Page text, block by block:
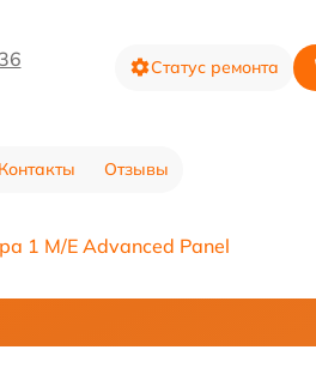
Статус ремонта
Контакты Отзывы
1 M/E Advanced Panel